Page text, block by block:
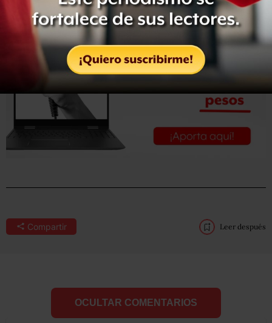
Compartir Leer después
OCULTAR COMENTARIOS